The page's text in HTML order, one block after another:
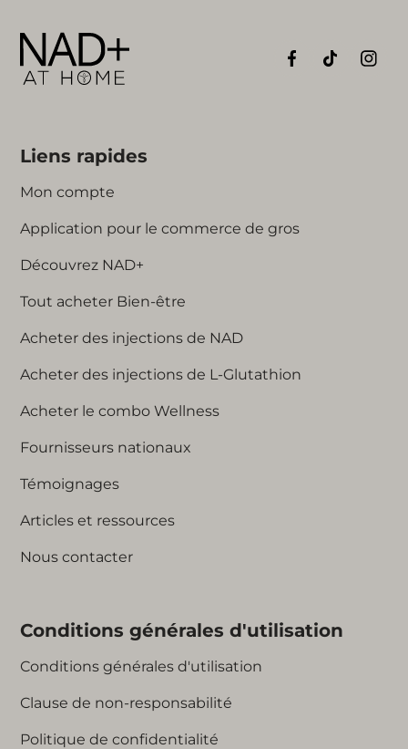
environnementaux.
une élimination sûres.
d'injection. Dans de rares cas, des réactions
allergiques peuvent se produire. En cas de
difficultés respiratoires, d'éruption cutanée ou de
Liens rapides
Mon compte
Application pour le commerce de gros
Découvrez NAD+
Tout acheter Bien-être
Acheter des injections de NAD
Acheter des injections de L-Glutathion
Acheter le combo Wellness
Fournisseurs nationaux
Témoignages
Articles et ressources
Nous contacter
Conditions générales d'utilisation
Conditions générales d'utilisation
Clause de non-responsabilité
Politique de confidentialité